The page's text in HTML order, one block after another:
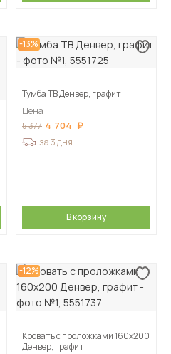
-13%
Тумба ТВ Денвер, графит
Цена
5 377 4 704
за 3 дня
В корзину
-12%
Кровать с проложками 160х200
Денвер, графит